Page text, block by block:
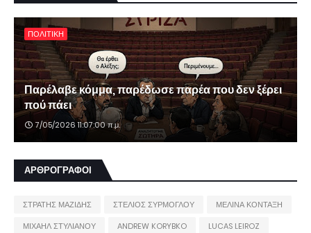
ΠΟΛΙΤΙΚΗ
Παρέλαβε κόμμα, παρέδωσε παρέα που δεν ξέρει
πού πάει
7/05/2026 11:07:00 π.μ.
ΑΡΘΡΟΓΡΑΦΟΙ
ΣΤΡΑΤΗΣ ΜΑΖΙΔΗΣ ΣΤΕΛΙΟΣ ΣΥΡΜΟΓΛΟΥ
ΜΕΛΙΝΑ ΚΟΝΤΑΞΗ
ΜΙΧΑΗΛ ΣΤΥΛΙΑΝΟΥ
ANDREW KORYBKO
LUCAS LEIROZ